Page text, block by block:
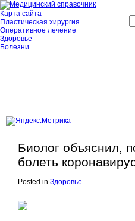
Карта сайта
Пластическая хирургия
Оперативное лечение
Здоровье
Болезни
Биолог объяснил,
болеть
Posted in Здоровье